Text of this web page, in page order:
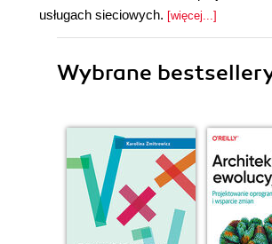
usługach sieciowych.
[więcej...]
Wybrane